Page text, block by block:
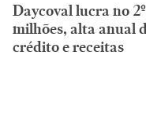
Daycoval lucra no
milhões, alta anual
crédito e receitas